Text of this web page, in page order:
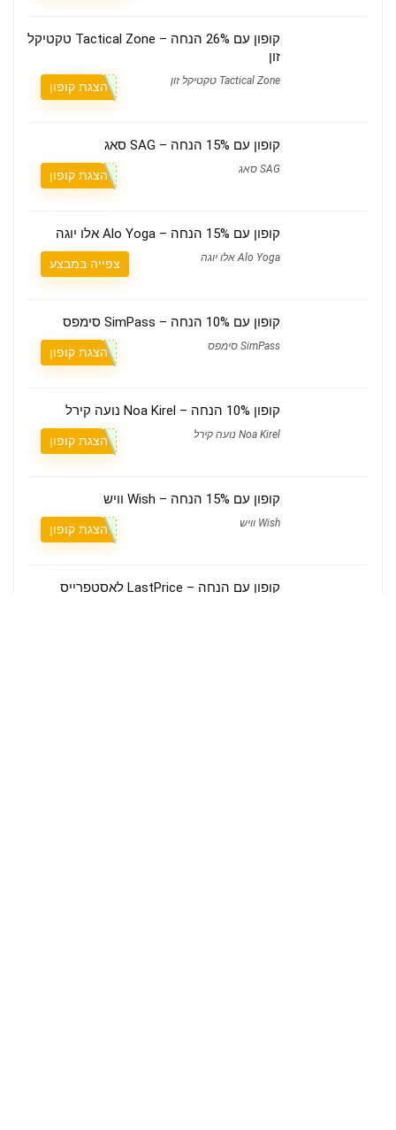
קופון עם 26% הנחה – Tactical Zone טקטיקל
זון
Tactical Zone טקטיקל זון הצגת קופון
קופון עם 15% הנחה – SAG סאג
SAG סאג הצגת קופון
קופון עם 15% הנחה – Alo Yoga אלו יוגה
Alo Yoga אלו יוגה צפייה במבצע
קופון עם 10% הנחה – SimPass סימפס
SimPass סימפס הצגת קופון
קופון 10% הנחה – Noa Kirel נועה קירל
Noa Kirel נועה קירל הצגת קופון
קופון עם 15% הנחה – Wish וויש
Wish וויש הצגת קופון
קופון עם הנחה – LastPrice לאסטפרייס